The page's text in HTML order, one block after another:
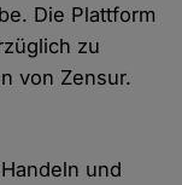
Die Plattform
zu
von Zensur.
und